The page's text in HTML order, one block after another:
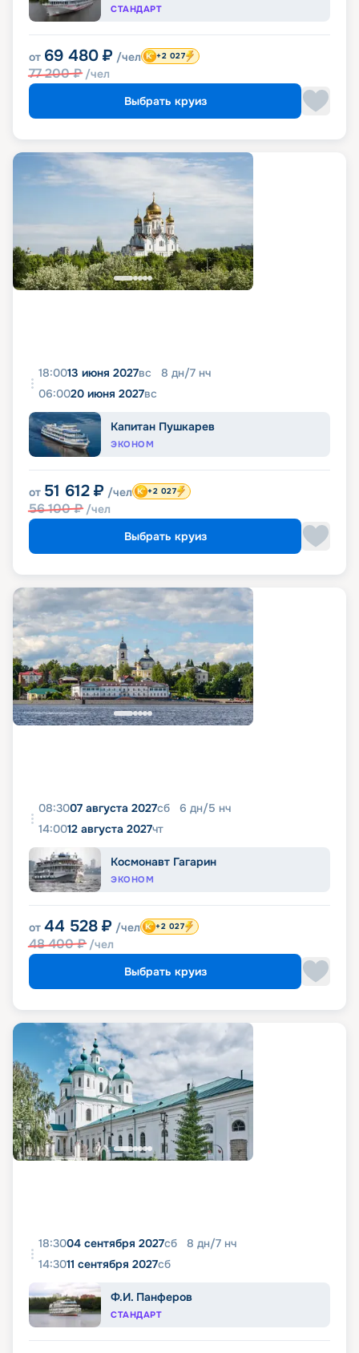
СТАНДАРТ
от 69 480 ₽ /чел
77 200₽ /чел
+2 027
Выбрать круиз
18:0013 июня 2027вс 8 дн/7 нч
06:0020 июня 2027вс
Капитан Пушкарев
ЭКОНОМ
от 51 612 ₽ /чел
56 100₽ /чел
+2 027
Выбрать круиз
08:3007 августа 2027сб 6 дн/5 нч
14:0012 августа 2027чт
Космонавт Гагарин
ЭКОНОМ
от 44 528 ₽ /чел
48 400₽ /чел
+2 027
Выбрать круиз
18:3004 сентября 2027сб 8 дн/7 нч
14:3011 сентября 2027сб
Ф.И. Панферов
СТАНДАРТ